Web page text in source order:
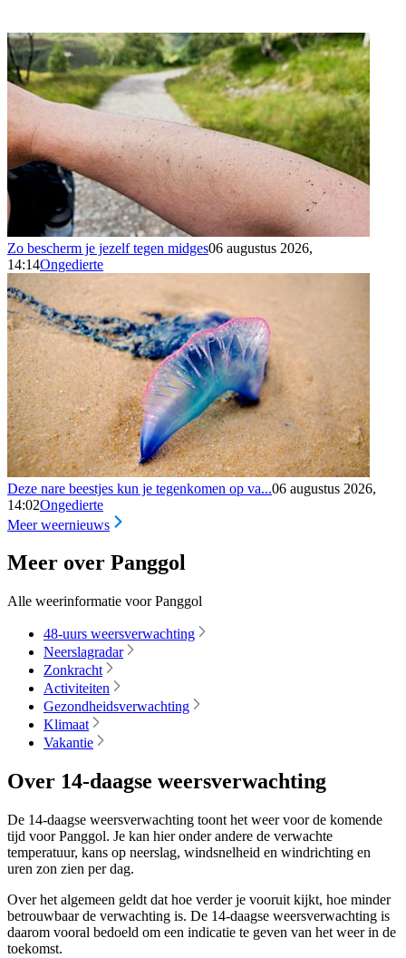
Zo bescherm je jezelf tegen midges06 augustus 2026,
14:14Ongedierte
Deze nare beestjes kun je tegenkomen op va...06 augustus 2026,
14:02Ongedierte
Meer weernieuws
Meer over Panggol
Alle weerinformatie voor Panggol
48-uurs weersverwachting
Neerslagradar
Zonkracht
Activiteiten
Gezondheidsverwachting
Klimaat
Vakantie
Over 14-daagse weersverwachting
De 14-daagse weersverwachting toont het weer voor de komende
tijd voor Panggol. Je kan hier onder andere de verwachte
temperatuur, kans op neerslag, windsnelheid en windrichting en
uren zon zien per dag.
Over het algemeen geldt dat hoe verder je vooruit kijkt, hoe minder
betrouwbaar de verwachting is. De 14-daagse weersverwachting is
daarom vooral bedoeld om een indicatie te geven van het weer in de
toekomst.